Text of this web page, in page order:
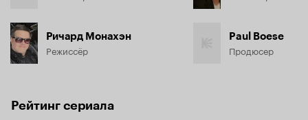
Ричард Монахэн
Режиссёр
Paul Boese
Продюсер
Рейтинг сериала